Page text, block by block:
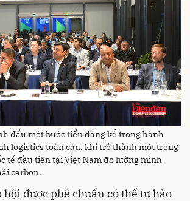
dấu một bước tiến đáng kể trong hành
logistics toàn cầu, khi trở thành một trong
tế đầu tiên tại Việt Nam đo lường minh
carbon.
hội được phê chuẩn có thể tự hào